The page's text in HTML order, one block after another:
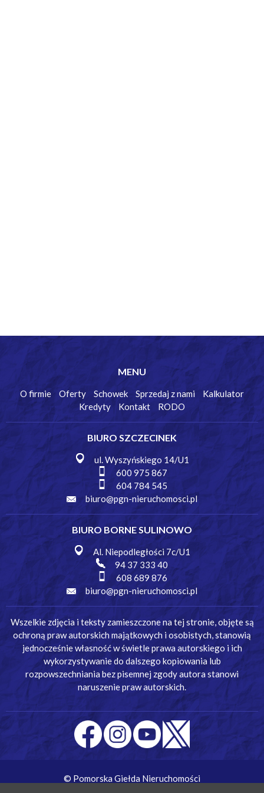
MENU
O firmie Oferty Schowek Sprzedaj z nami
Kalkulator
Kredyty
Kontakt RODO
BIURO SZCZECINEK
ul. Wyszyńskiego 14/U1
600 975 867
604 784 545
biuro@pgn-nieruchomosci.pl
BIURO BORNE SULINOWO
Al. Niepodległości 7c/U1
94 37 333 40
608 689 876
biuro@pgn-nieruchomosci.pl
Wszelkie zdjęcia i teksty zamieszczone na tej stronie, objęte są
ochroną praw autorskich majątkowych i osobistych, stanowią
jednocześnie własność w świetle prawa autorskiego i ich
wykorzystywanie do dalszego kopiowania lub
rozpowszechniania bez pisemnej zgody autora stanowi
naruszenie praw autorskich.
© Pomorska Giełda Nieruchomości